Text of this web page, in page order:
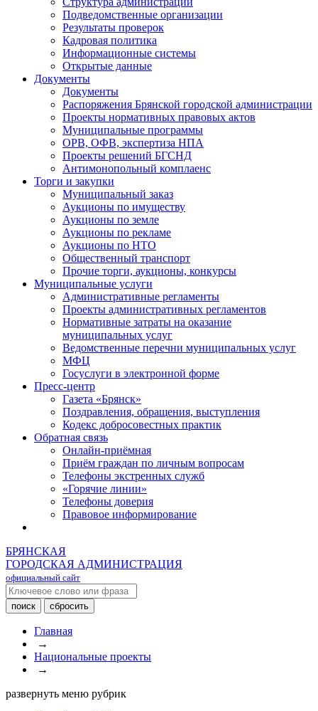
Подведомственные организации
Результаты проверок
Кадровая политика
Информационные системы
Открытые данные
Документы
Документы
Распоряжения Брянской городской администрации
Проекты нормативных правовых актов
Муниципальные программы
ОРВ, ОФВ, экспертиза НПА
Проекты решений БГСНД
Антимонопольный комплаенс
Торги и закупки
Муниципальный заказ
Аукционы по имуществу
Аукционы по земле
Аукционы по рекламе
Аукционы по НТО
Общественный транспорт
Прочие торги, аукционы, конкурсы
Муниципальные услуги
Административные регламенты
Проекты административных регламентов
Нормативные затраты на оказание
муниципальных услуг
Ведомственные перечни муниципальных услуг
МФЦ
Госуслуги в электронной форме
Пресс-центр
Газета «Брянск»
Поздравления, обращения, выступления
Кодекс добросовестных практик
Обратная связь
Онлайн-приёмная
Приём граждан по личным вопросам
Телефоны экстренных служб
«Горячие линии»
Телефоны доверия
Правовое информирование
БРЯНСКАЯ
ГОРОДСКАЯ АДМИНИСТРАЦИЯ
официальный сайт
Главная
→
Национальные проекты
→
развернуть меню рубрик